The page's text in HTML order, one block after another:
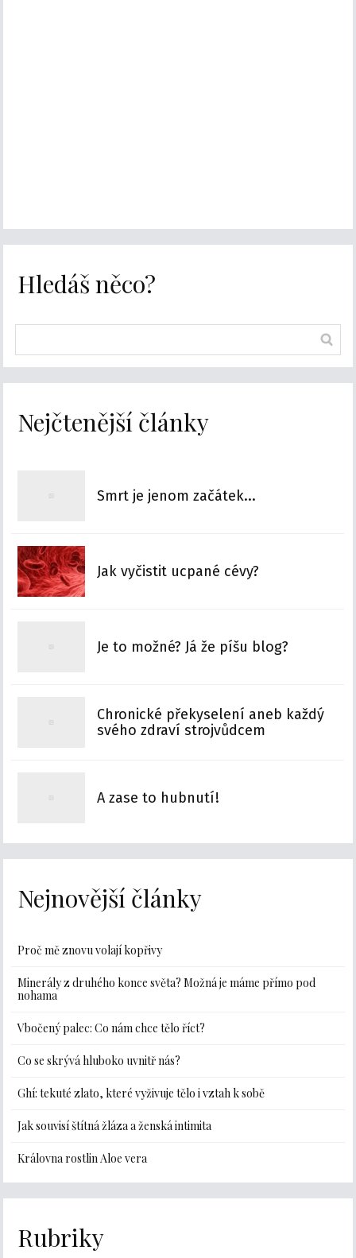
Hledáš něco?
Nejčtenější články
Smrt je jenom začátek...
Jak vyčistit ucpané cévy?
Je to možné? Já že píšu blog?
Chronické překyselení aneb každý
svého zdraví strojvůdcem
A zase to hubnutí!
Nejnovější články
Proč mě znovu volají kopřivy
Minerály z druhého konce světa? Možná je máme přímo pod
nohama
Vbočený palec: Co nám chce tělo říct?
Co se skrývá hluboko uvnitř nás?
Ghí: tekuté zlato, které vyživuje tělo i vztah k sobě
Jak souvisí štítná žláza a ženská intimita
Královna rostlin Aloe vera
Rubriky